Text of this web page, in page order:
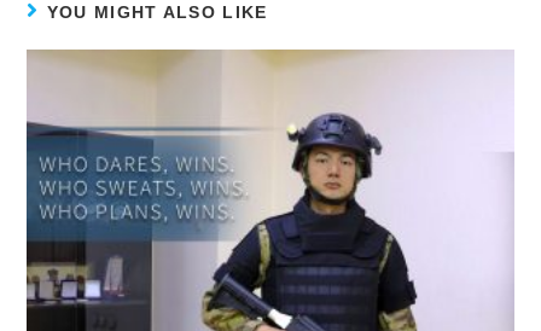
YOU MIGHT ALSO LIKE